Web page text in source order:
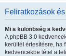
Feliratkozások
Mi a különbség a
A phpBB 3.0
kerültél értesítésre, ha
kedvencekbe tétel a